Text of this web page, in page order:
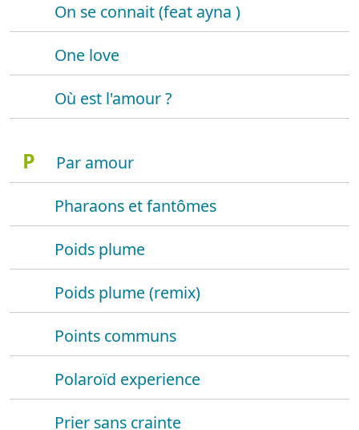
On se connait (feat ayna )
One love
Où est l'amour ?
P
Par amour
Pharaons et fantômes
Poids plume
Poids plume (remix)
Points communs
Polaroïd experience
Prier sans crainte